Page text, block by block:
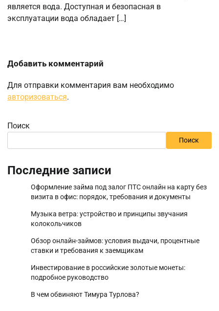
является вода. Доступная и безопасная в
эксплуатации вода обладает […]
Добавить комментарий
Для отправки комментария вам необходимо
авторизоваться.
Поиск
Поиск
Последние записи
Оформление займа под залог ПТС онлайн на карту без
визита в офис: порядок, требования и документы
Музыка ветра: устройство и принципы звучания
колокольчиков
Обзор онлайн-займов: условия выдачи, процентные
ставки и требования к заемщикам
Инвестирование в российские золотые монеты:
подробное руководство
В чем обвиняют Тимура Турлова?